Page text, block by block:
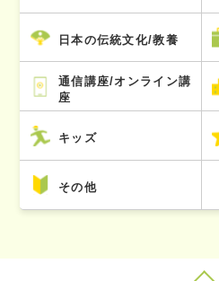
日本の伝統文化/教養
通信講座/オンライン講
座
キッズ
その他